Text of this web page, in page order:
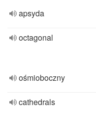
apsyda
octagonal
ośmioboczny
cathedrals